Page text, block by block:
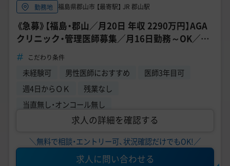
勤務地 福島県郡山市 【最寄駅】 JR 郡山駅
《急募》【福島・郡山／月20日 年収 2290万円】AGA
クリニック・管理医師募集／月16日勤務～OK／時
短可能／転居費用相談可能
こだわり条件
未経験可 男性医師におすすめ
医師3年目可
週4日からＯＫ
残業なし
当直無し・オンコール無し
求人の詳細を確認する
＼無料で相談・エントリー可、状況確認だけでもOK!／
求人に問い合わせる